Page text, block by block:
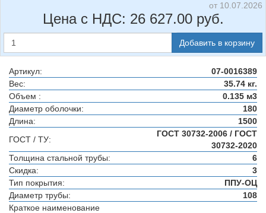
от 10.07.2026
Цена с НДС: 26 627.00руб.
Добавить в корзину
Артикул:
07-0016389
Вес:
35.74 кг.
Объем :
0.135 м3
Диаметр оболочки:
180
Длина:
1500
ГОСТ / ТУ:
ГОСТ 30732-2006 / ГОСТ
30732-2020
Толщина стальной трубы:
6
Скидка:
3
Тип покрытия:
ППУ-ОЦ
Диаметр трубы:
108
Краткое наименование